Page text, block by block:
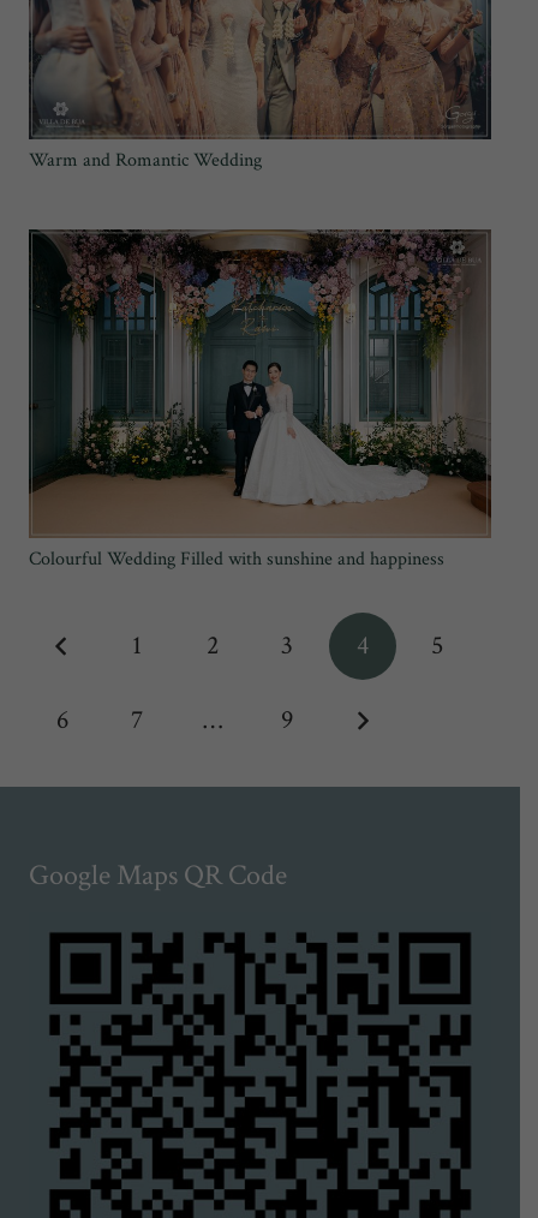
Warm and Romantic Wedding
Colourful Wedding Filled with sunshine and happiness
1 2 3 4 5
6 7 … 9
Google Maps QR Code